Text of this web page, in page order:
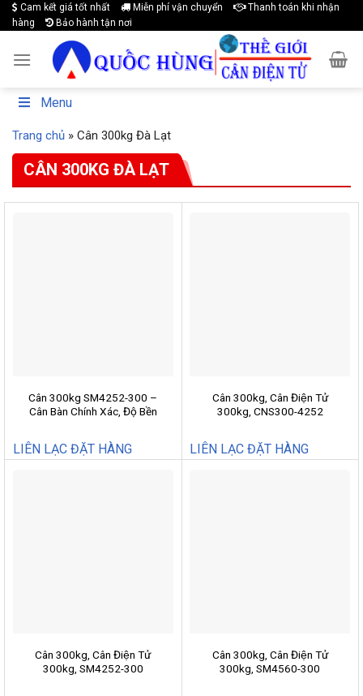
Skip
to
content
Cam kết giá tốt nhất Miễn phí vận chuyển
Thanh toán khi nhận
hàng
Bảo hành tận nơi
Menu
Trang chủ » Cân 300kg Đà Lạt
CÂN 300KG ĐÀ LẠT
Cân 300kg SM4252-300 –
Cân Bàn Chính Xác, Độ Bền
LIÊN LẠC ĐẶT HÀNG
Cân 300kg, Cân Điện Tử
300kg, CNS300-4252
LIÊN LẠC ĐẶT HÀNG
Cân 300kg, Cân Điện Tử
300kg, SM4252-300
Cân 300kg, Cân Điện Tử
300kg, SM4560-300